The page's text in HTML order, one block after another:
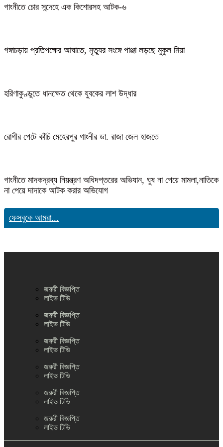
গাংনীতে চোর সন্দেহে এক কিশোরসহ আটক-৬
গঙ্গাচড়ায় প্রতিপক্ষের আঘাতে, মৃত্যুর সংঙ্গে পাঞ্জা লড়ছে মুকুল মিয়া
হরিণাকুণ্ডুতে ধানক্ষেত থেকে যুবকের লাশ উদ্ধার
রোগীর পেটে কাঁচি মেহেরপুর গাংনীর ডা. রাজা জেল হাজতে
গাংনীতে মাদকদ্রব্য নিয়ন্ত্রণ অধিদপ্তরের অভিযান, ঘুষ না পেয়ে মামলা,নাতিকে
না পেয়ে দাদাকে আটক করার অভিযোগ
ফেসবুকে আমরা...
জরুরী বিজ্ঞপ্তি
লাইভ টিভি
জরুরী বিজ্ঞপ্তি
লাইভ টিভি
জরুরী বিজ্ঞপ্তি
লাইভ টিভি
জরুরী বিজ্ঞপ্তি
লাইভ টিভি
জরুরী বিজ্ঞপ্তি
লাইভ টিভি
জরুরী বিজ্ঞপ্তি
লাইভ টিভি